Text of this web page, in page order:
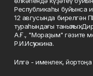
Республикаһы буйынса
12 авгусында бирелгән
тураһындағы таныҡлыҡ.
А.Ғ., "Мораҙым" гәзите
Р.И.Исҡужина.
Илгә - именлек, йортоңа -